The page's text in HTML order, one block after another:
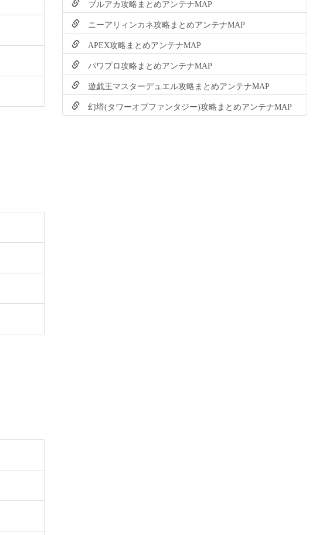
ブルアカ攻略まとめアンテナMAP
ニーアリィンカネ攻略まとめアンテナMAP
APEX攻略まとめアンテナMAP
パワプロ攻略まとめアンテナMAP
遊戯王マスターデュエル攻略まとめアンテナMAP
幻塔(タワーオブファンタジー)攻略まとめアンテナMAP